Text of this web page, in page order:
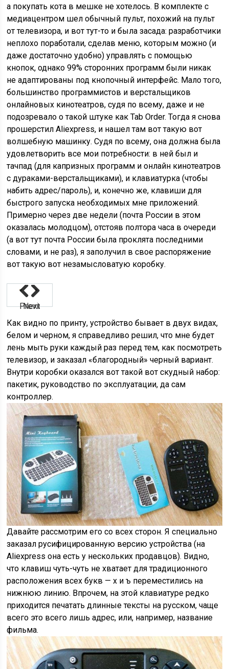
а покупать кота в мешке не хотелось. В комплекте с
медиацентром шел обычный пульт, похожий на пульт
от телевизора, и вот тут-то и была засада: разработчики
неплохо поработали, сделав меню, которым можно (и
даже достаточно удобно) управлять с помощью
кнопок, однако 99% сторонних программ были никак
не адаптированы под кнопочный интерфейс. Мало того,
большинство программистов и верстальщиков
онлайновых кинотеатров, судя по всему, даже и не
подозревало о такой штуке как Tab Order. Тогда я снова
прошерстил Aliexpress, и нашел там вот такую вот
волшебную машинку. Судя по всему, она должна была
удовлетворить все мои потребности: в ней был и
тачпад (для капризных программ и онлайн кинотеатров
с дураками-верстальщиками), и клавиатурка (чтобы
набить адрес/пароль), и, конечно же, клавиши для
быстрого запуска необходимых мне приложений.
Примерно через две недели (почта России в этом
оказалась молодцом), отстояв полтора часа в очереди
(а вот тут почта России была проклята последними
словами, и не раз), я заполучил в свое распоряжение
вот такую вот незамысловатую коробку.
Previous
Next
Как видно по принту, устройство бывает в двух видах,
белом и черном, я справедливо решил, что мне будет
лень мыть руки каждый раз перед тем, как посмотреть
телевизор, и заказал «благородный» черный вариант.
Внутри коробки оказался вот такой вот скудный набор:
пакетик, руководство по эксплуатации, да сам
контроллер.
Давайте рассмотрим его со всех сторон. Я специально
заказал русифицированную версию устройства (на
Aliexpress она есть у нескольких продавцов). Видно,
что клавиш чуть-чуть не хватает для традиционного
расположения всех букв — х и ъ переместились на
нижнюю линию. Впрочем, на этой клавиатуре редко
приходится печатать длинные тексты на русском, чаще
всего это всего лишь адрес, или, например, название
фильма.